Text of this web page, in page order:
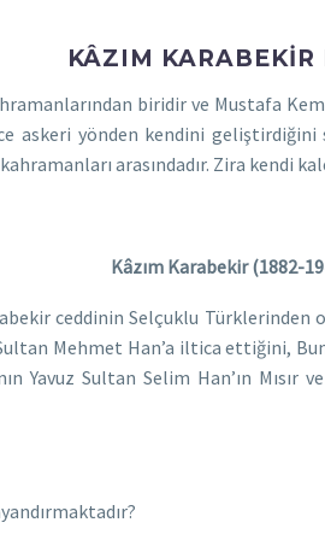
KÂZIM KARABEKIR
biridir ve Mustafa
askeri yönden kendini
arasındadır. Zira kendi
Kâzım Karabekir (1882-
ceddinin Selçuklu
Mehmet Han’a iltica ettiğini,
Yavuz Sultan Selim Han’ın